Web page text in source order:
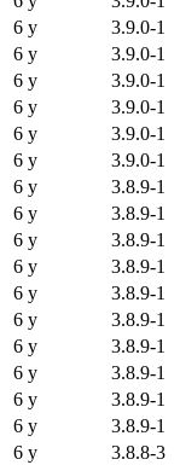
6 y
3.9.0-1
6 y
3.9.0-1
6 y
3.9.0-1
6 y
3.9.0-1
6 y
3.9.0-1
6 y
3.9.0-1
6 y
3.8.9-1
6 y
3.8.9-1
6 y
3.8.9-1
6 y
3.8.9-1
6 y
3.8.9-1
6 y
3.8.9-1
6 y
3.8.9-1
6 y
3.8.9-1
6 y
3.8.9-1
6 y
3.8.9-1
6 y
3.8.8-3